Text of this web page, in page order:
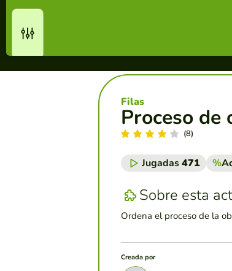
Proceso de
Filas
(8)
Jugadas471 %
Sobre esta
Ordena el proceso de la
Creada por